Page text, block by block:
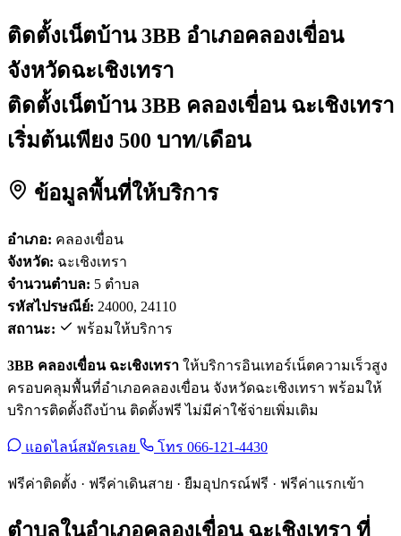
ติดตั้งเน็ตบ้าน 3BB อำเภอคลองเขื่อน
จังหวัดฉะเชิงเทรา
ติดตั้งเน็ตบ้าน 3BB คลองเขื่อน ฉะเชิงเทรา
เริ่มต้นเพียง 500 บาท/เดือน
ข้อมูลพื้นที่ให้บริการ
อำเภอ: คลองเขื่อน
จังหวัด: ฉะเชิงเทรา
จำนวนตำบล: 5 ตำบล
รหัสไปรษณีย์: 24000, 24110
สถานะ:
พร้อมให้บริการ
3BB คลองเขื่อน ฉะเชิงเทรา ให้บริการอินเทอร์เน็ตความเร็วสูง
ครอบคลุมพื้นที่อำเภอคลองเขื่อน จังหวัดฉะเชิงเทรา พร้อมให้
บริการติดตั้งถึงบ้าน ติดตั้งฟรี ไม่มีค่าใช้จ่ายเพิ่มเติม
แอดไลน์สมัครเลย โทร 066-121-4430
ฟรีค่าติดตั้ง · ฟรีค่าเดินสาย · ยืมอุปกรณ์ฟรี · ฟรีค่าแรกเข้า
ตำบลในอำเภอคลองเขื่อน ฉะเชิงเทรา ที่